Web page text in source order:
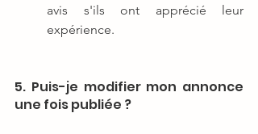
avis s'ils ont apprécié leur
expérience.
5. Puis-je modifier mon annonce
une fois publiée ?